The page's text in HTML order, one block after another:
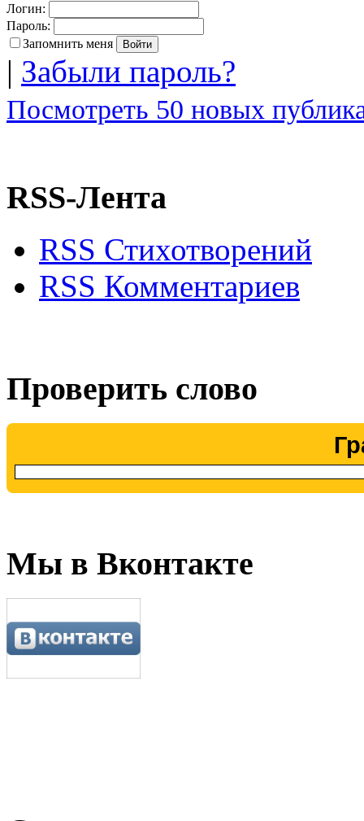
Логин:
Пароль:
Запомнить меня
| Забыли пароль?
Посмотреть 50 новых
RSS-Лента
RSS Стихотворений
RSS Комментариев
Проверить слово
Мы в Вконтакте